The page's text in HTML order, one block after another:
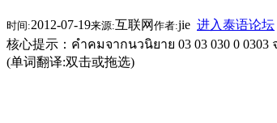
时间:2012-07-19来源:互联网 作者:jie 进入泰语论坛
核心提示：คำคมจากนวนิยาย 03 03 030 0
(单词翻译:双击或拖选)